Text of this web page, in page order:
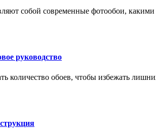
собой современные фотообои,
руководство
количество обоев, чтобы избежать